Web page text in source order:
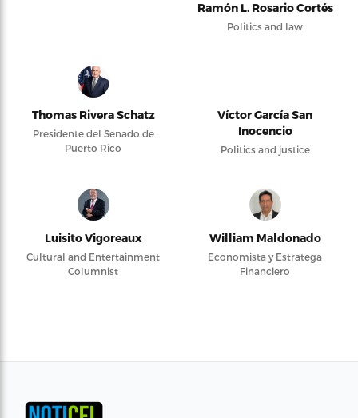
Ramón L. Rosario Cortés
Politics and law
Thomas Rivera Schatz
Presidente del Senado de
Puerto Rico
Víctor García San
Inocencio
Politics and justice
Luisito Vigoreaux
Cultural and Entertainment
Columnist
William Maldonado
Economista y Estratega
Financiero